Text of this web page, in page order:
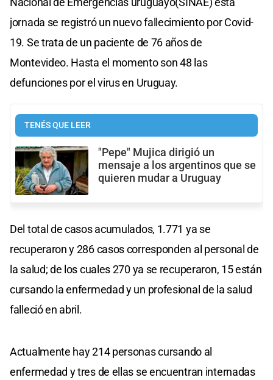
jornada se registró un nuevo fallecimiento por Covid-
19. Se trata de un paciente de 76 años de
Montevideo. Hasta el momento son 48 las
defunciones por el virus en Uruguay.
TENÉS QUE LEER
"Pepe" Mujica dirigió un
mensaje a los argentinos que se
quieren mudar a Uruguay
Del total de casos acumulados, 1.771 ya se
recuperaron y 286 casos corresponden al personal de
la salud; de los cuales 270 ya se recuperaron, 15 están
cursando la enfermedad y un profesional de la salud
falleció en abril.
Actualmente hay 214 personas cursando al
enfermedad y tres de ellas se encuentran internadas